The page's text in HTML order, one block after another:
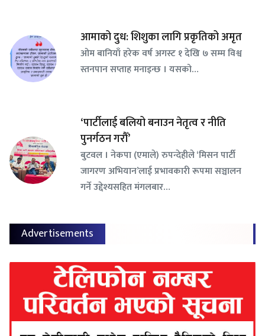
आमाको दुध: शिशुका लागि प्रकृतिको अमृत
ओम बानियाँ हरेक वर्ष अगस्ट १ देखि ७ सम्म विश्व
स्तनपान सप्ताह मनाइन्छ । यसको…
‘पार्टीलाई बलियो बनाउन नेतृत्व र नीति
पुनर्गठन गरौँ’
बुटवल । नेकपा (एमाले) रुपन्देहीले ‘मिसन पार्टी
जागरण अभियान’लाई प्रभावकारी रूपमा सञ्चालन
गर्ने उद्देश्यसहित मंगलबार…
Advertisements